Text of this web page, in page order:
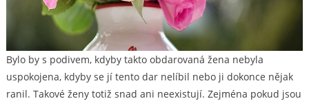
Bylo by s podivem, kdyby takto obdarovaná žena nebyla
uspokojena, kdyby se jí tento dar nelíbil nebo ji dokonce nějak
ranil. Takové ženy totiž snad ani neexistují. Zejména pokud jsou